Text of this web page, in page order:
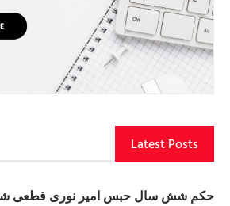
Latest Posts
حکم شش سال حبس امیر نوری قطعی